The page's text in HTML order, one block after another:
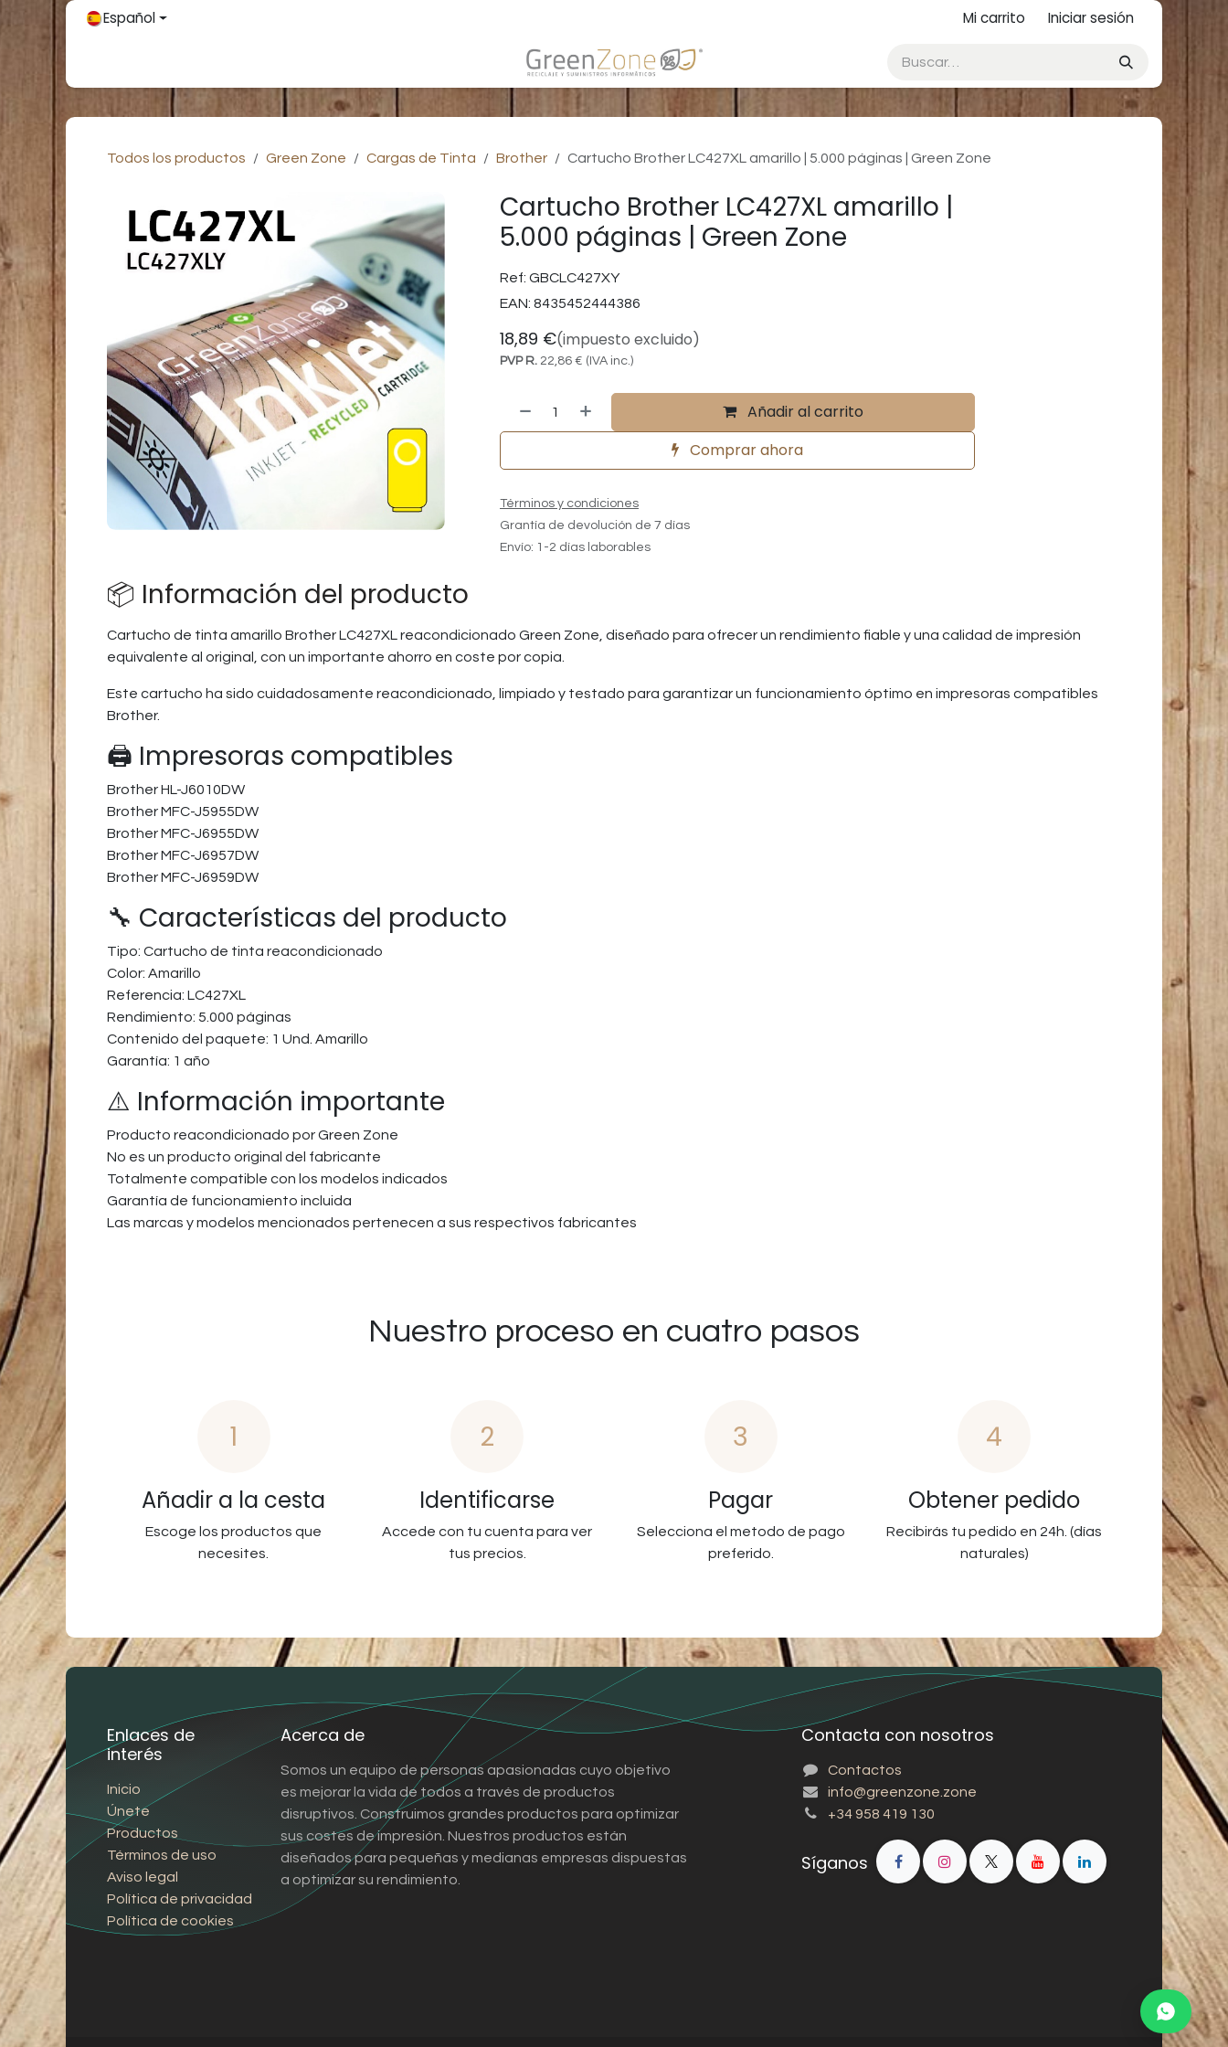
Ir al contenidoEspañol Mi carrito Iniciar sesión
Todos los productos Green Zone Cargas de Tinta Brother Cartucho Brother LC427XL amarillo | 5.000 páginas | Green Zone
Cartucho Brother LC427XL amarillo |
5.000 páginas | Green Zone
Ref: GBCLC427XY
EAN: 8435452444386
18,89 €(impuesto excluido)
PVP R. 22,86€ (IVA inc.)
Añadir al carrito
Comprar ahora
Términos y condiciones
Grantía de devolución de 7 días
Envío: 1-2 días laborables
📦 Información del producto
Cartucho de tinta amarillo Brother LC427XL reacondicionado Green Zone, diseñado para ofrecer un rendimiento fiable y una calidad de impresión
equivalente al original, con un importante ahorro en coste por copia.
Este cartucho ha sido cuidadosamente reacondicionado, limpiado y testado para garantizar un funcionamiento óptimo en impresoras compatibles
Brother.
🖨️ Impresoras compatibles
Brother HL-J6010DW
Brother MFC-J5955DW
Brother MFC-J6955DW
Brother MFC-J6957DW
Brother MFC-J6959DW
🔧 Características del producto
Tipo: Cartucho de tinta reacondicionado
Color: Amarillo
Referencia: LC427XL
Rendimiento: 5.000 páginas
Contenido del paquete: 1 Und. Amarillo
Garantía: 1 año
⚠️ Información importante
Producto reacondicionado por Green Zone
No es un producto original del fabricante
Totalmente compatible con los modelos indicados
Garantía de funcionamiento incluida
Las marcas y modelos mencionados pertenecen a sus respectivos fabricantes
Nuestro proceso en cuatro pasos
1
Añadir a la cesta
Escoge los productos que
necesites.
2
Identificarse
Accede con tu cuenta para ver
tus precios.
3
Pagar
Selecciona el metodo de pago
preferido.
4
Obtener pedido
Recibirás tu pedido en 24h. (días
naturales)
Enlaces de
interés
Inicio
Únete
Productos
Términos de uso
Aviso legal
Política de privacidad
Política de cookies
Acerca de
Somos un equipo de personas apasionadas cuyo objetivo
es mejorar la vida de todos a través de productos
disruptivos. Construimos grandes productos para optimizar
sus costes de impresión. Nuestros productos están
diseñados para pequeñas y medianas empresas dispuestas
a optimizar su rendimiento.
Contacta con nosotros
Contactos
info@greenzone.zone
+34 958 419 130
Síganos